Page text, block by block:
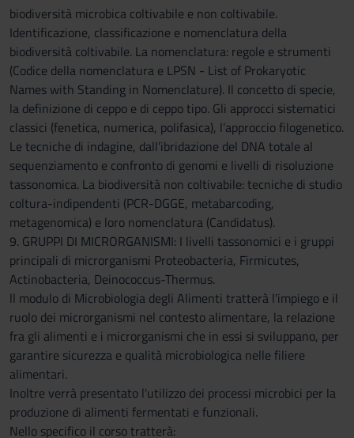
biodiversità microbica coltivabile e non coltivabile.
Identificazione, classificazione e nomenclatura della
biodiversità coltivabile. La nomenclatura: regole e strumenti
(Codice della nomenclatura e LPSN - List of Prokaryotic
Names with Standing in Nomenclature). Il concetto di specie,
la definizione di ceppo e di ceppo tipo. Gli approcci sistematici
classici (fenetica, numerica, polifasica), l’approccio filogenetico.
Le tecniche di indagine, dall’ibridazione del DNA totale al
sequenziamento e confronto di genomi e livelli di risoluzione
tassonomica. La biodiversità non coltivabile: tecniche di studio
coltura-indipendenti (PCR-DGGE, metabarcoding,
metagenomica) e loro nomenclatura (Candidatus).
9. GRUPPI DI MICRORGANISMI: I livelli tassonomici e i gruppi
principali di microrganismi Proteobacteria, Firmicutes,
Actinobacteria, Deinococcus-Thermus.
ll modulo di Microbiologia degli Alimenti tratterà l'impiego e il
ruolo dei microrganismi nel contesto alimentare, la relazione
fra gli alimenti e i microrganismi che in essi si sviluppano, per
garantire sicurezza e qualità microbiologica nelle filiere
alimentari.
Inoltre verrà presentato l'utilizzo dei processi microbici per la
produzione di alimenti fermentati e funzionali.
Nello specifico il corso tratterà: